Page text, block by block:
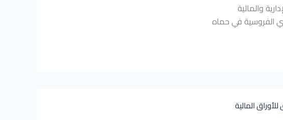
والمالية
الفروسية في حماه
المالية